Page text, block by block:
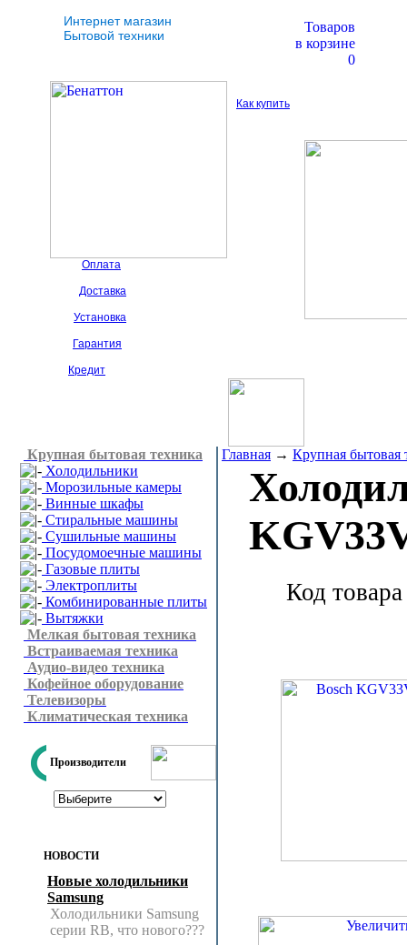
Интернет магазин
Бытовой техники
Товаров
в корзине
0
Как купить
Оплата
Доставка
Установка
Гарантия
Кредит
Крупная бытовая техника
Холодильники
Морозильные камеры
Винные шкафы
Стиральные машины
Сушильные машины
Посудомоечные машины
Газовые плиты
Электроплиты
Комбинированные плиты
Вытяжки
Мелкая бытовая техника
Встраиваемая техника
Аудио-видео техника
Кофейное оборудование
Телевизоры
Климатическая техника
Производители
НОВОСТИ
Новые холодильники
Samsung
Холодильники Samsung
серии RB, что нового???
Главная → Крупная бытовая
Код